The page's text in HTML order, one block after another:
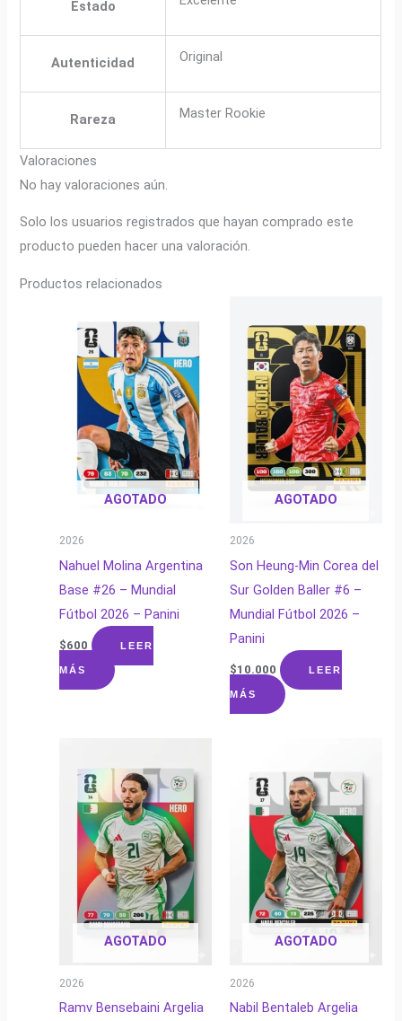
Estado
Autenticidad Original
Rareza Master Rookie
Valoraciones
No hay valoraciones aún.
Solo los usuarios registrados que hayan comprado este
producto pueden hacer una valoración.
Productos relacionados
AGOTADO
2026
Nahuel Molina Argentina
Base #26 – Mundial
Fútbol 2026 – Panini
$600 LEER
MÁS
AGOTADO
2026
Son Heung-Min Corea del
Sur Golden Baller #6 –
Mundial Fútbol 2026 –
Panini
$10.000 LEER
MÁS
AGOTADO
2026
Ramv Bensebaini Argelia
AGOTADO
2026
Nabil Bentaleb Argelia